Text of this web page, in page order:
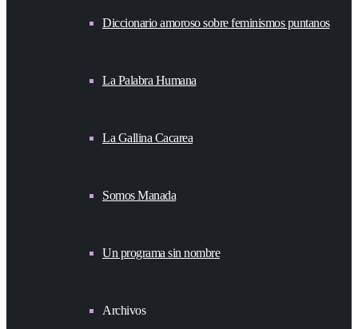
Diccionario amoroso sobre feminismos puntanos
La Palabra Humana
La Gallina Cacarea
Somos Manada
Un programa sin nombre
Archivos